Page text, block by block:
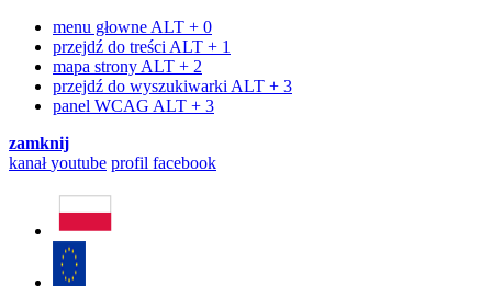
menu głowne ALT + 0
przejdź do treści ALT + 1
mapa strony ALT + 2
przejdź do wyszukiwarki ALT + 3
panel WCAG ALT + 3
zamknij
kanałyoutube profil facebook